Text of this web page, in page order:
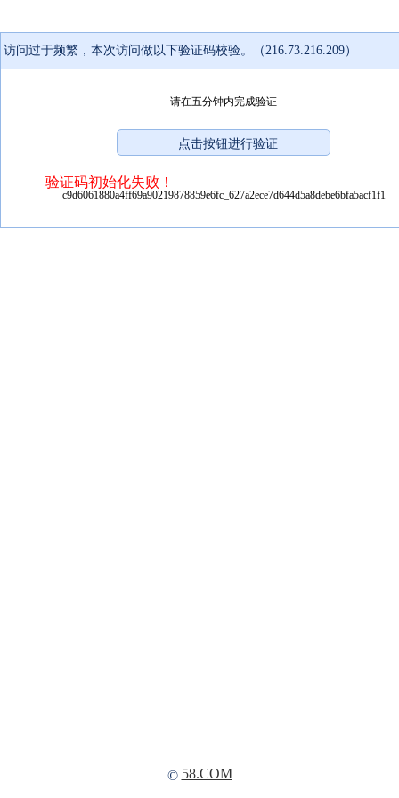
访问过于频繁，本次访问做以下验证码校验。（216.73.216.209）
请在五分钟内完成验证
验证码初始化失败！
c9d6061880a4ff69a90219878859e6fc_627a2ece7d644d5a8debe6bfa5acf1f1
© 58.COM